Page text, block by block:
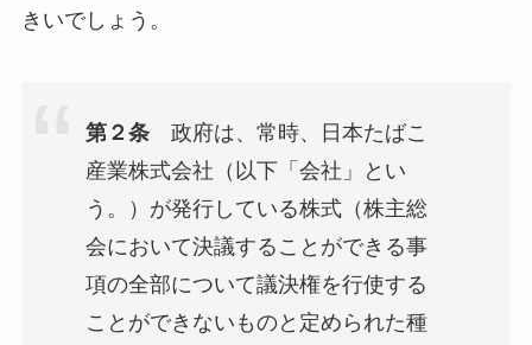
きいでしょう。
第２条政府は、常時、日本たばこ
産業株式会社（以下「会社」とい
う。）が発行している株式（株主総
会において決議することができる事
項の全部について議決権を行使する
ことができないものと定められた種